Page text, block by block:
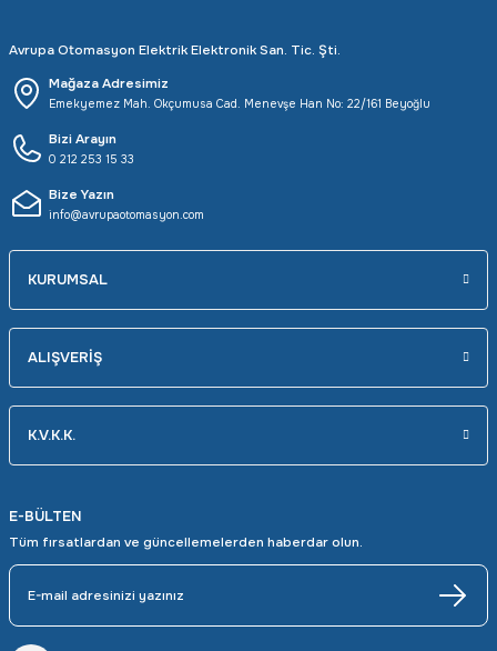
Avrupa Otomasyon Elektrik Elektronik San. Tic. Şti.
Mağaza Adresimiz
Emekyemez Mah. Okçumusa Cad. Menevşe Han No: 22/161 Beyoğlu
Bizi Arayın
0 212 253 15 33
Bize Yazın
info@avrupaotomasyon.com
KURUMSAL
ALIŞVERİŞ
K.V.K.K.
E-BÜLTEN
Tüm fırsatlardan ve güncellemelerden haberdar olun.